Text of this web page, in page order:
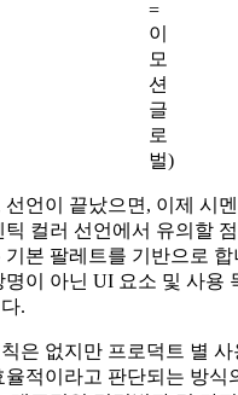
=
이
모
션
글
로
벌)
선언이 끝났으면, 이제 시
틱 컬러 선언에서 유의할
기본 팔레트를 기반으로 합
명이 아닌 UI 요소 및 사용
.
은 없지만 프로덕트 별 사
율적이라고 판단되는 방식